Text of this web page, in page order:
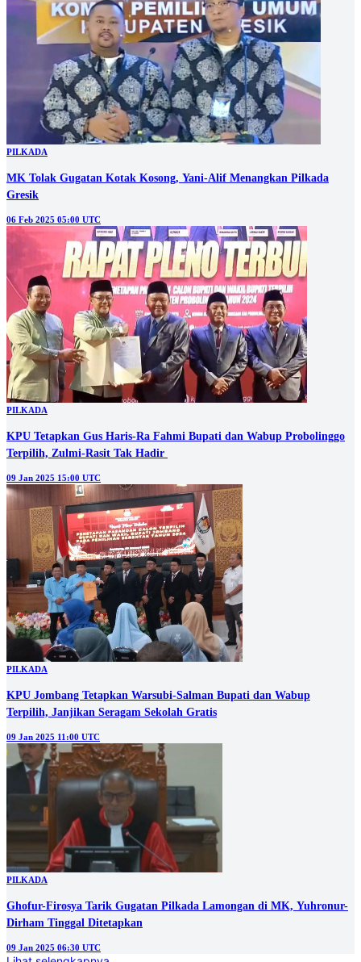
PILKADA
MK Tolak Gugatan Kotak Kosong, Yani-Alif Menangkan Pilkada
Gresik
06 Feb 2025 05:00 UTC
PILKADA
KPU Tetapkan Gus Haris-Ra Fahmi Bupati dan Wabup Probolinggo
Terpilih, Zulmi-Rasit Tak Hadir
09 Jan 2025 15:00 UTC
PILKADA
KPU Jombang Tetapkan Warsubi-Salman Bupati dan Wabup
Terpilih, Janjikan Seragam Sekolah Gratis
09 Jan 2025 11:00 UTC
PILKADA
Ghofur-Firosya Tarik Gugatan Pilkada Lamongan di MK, Yuhronur-
Dirham Tinggal Ditetapkan
09 Jan 2025 06:30 UTC